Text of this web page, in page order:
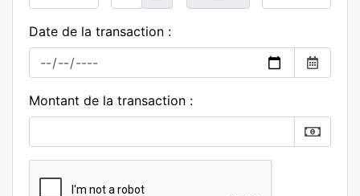
Date de la transaction :
Montant de la transaction :